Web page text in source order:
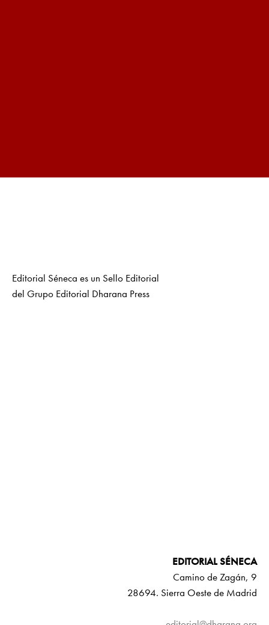
Editorial Séneca es un Sello Editorial
del Grupo Editorial Dharana Press
EDITORIAL SÉNECA
Camino de Zagán, 9
28694. Sierra Oeste de Madrid